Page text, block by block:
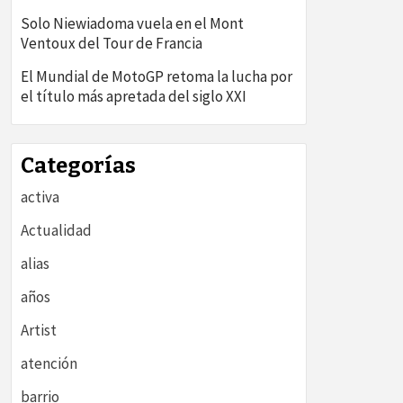
Solo Niewiadoma vuela en el Mont
Ventoux del Tour de Francia
El Mundial de MotoGP retoma la lucha por
el título más apretada del siglo XXI
Categorías
activa
Actualidad
alias
años
Artist
atención
barrio